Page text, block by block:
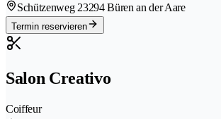
Schützenweg 23294 Büren an der Aare
Termin reservieren
Salon Creativo
Coiffeur